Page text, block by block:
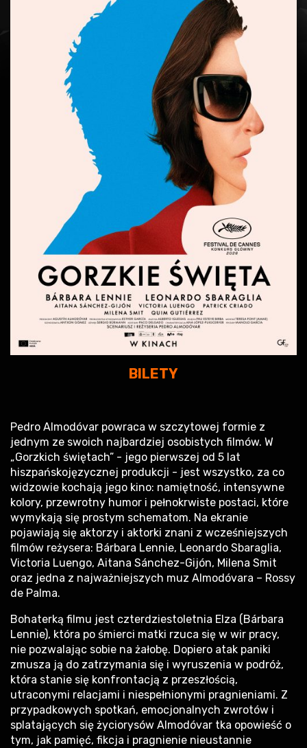
BILETY
Pedro Almodóvar powraca w szczytowej formie z
jednym ze swoich najbardziej osobistych filmów. W
„Gorzkich świętach” - jego pierwszej od 5 lat
hiszpańskojęzycznej produkcji - jest wszystko, za co
widzowie kochają jego kino: namiętność, intensywne
kolory, przewrotny humor i pełnokrwiste postaci, które
wymykają się prostym schematom. Na ekranie
pojawiają się aktorzy i aktorki znani z wcześniejszych
filmów reżysera: Bárbara Lennie, Leonardo Sbaraglia,
Victoria Luengo, Aitana Sánchez-Gijón, Milena Smit
oraz jedna z najważniejszych muz Almodóvara – Rossy
de Palma.
Bohaterką filmu jest czterdziestoletnia Elza (Bárbara
Lennie), która po śmierci matki rzuca się w wir pracy,
nie pozwalając sobie na żałobę. Dopiero atak paniki
zmusza ją do zatrzymania się i wyruszenia w podróż,
która stanie się konfrontacją z przeszłością,
utraconymi relacjami i niespełnionymi pragnieniami. Z
przypadkowych spotkań, emocjonalnych zwrotów i
splatających się życiorysów Almodóvar tka opowieść o
tym, jak pamięć, fikcja i pragnienie nieustannie